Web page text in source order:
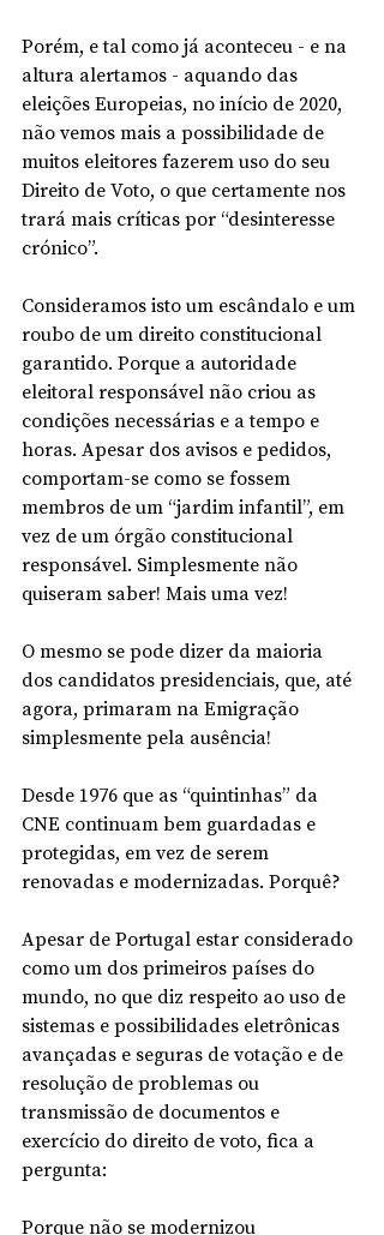
Porém, e tal como já aconteceu - e na
altura alertamos - aquando das
eleições Europeias, no início de 2020,
não vemos mais a possibilidade de
muitos eleitores fazerem uso do seu
Direito de Voto, o que certamente nos
trará mais críticas por “desinteresse
crónico”.
Consideramos isto um escândalo e um
roubo de um direito constitucional
garantido. Porque a autoridade
eleitoral responsável não criou as
condições necessárias e a tempo e
horas. Apesar dos avisos e pedidos,
comportam-se como se fossem
membros de um “jardim infantil”, em
vez de um órgão constitucional
responsável. Simplesmente não
quiseram saber! Mais uma vez!
O mesmo se pode dizer da maioria
dos candidatos presidenciais, que, até
agora, primaram na Emigração
simplesmente pela ausência!
Desde 1976 que as “quintinhas” da
CNE continuam bem guardadas e
protegidas, em vez de serem
renovadas e modernizadas. Porquê?
Apesar de Portugal estar considerado
como um dos primeiros países do
mundo, no que diz respeito ao uso de
sistemas e possibilidades eletrônicas
avançadas e seguras de votação e de
resolução de problemas ou
transmissão de documentos e
exercício do direito de voto, fica a
pergunta:
Porque não se modernizou